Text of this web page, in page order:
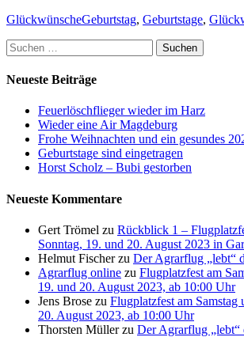
Kategorien
GlückwünscheSchlagworte
Geburtstag, Geburtstage,
Suchen
nach:
Neueste Beiträge
Feuerlöschflieger wieder im Harz
Wieder eine Air Magdeburg
Frohe Weihnachten und ein gesundes
Geburtstage sind eingetragen
Horst Scholz – Bubi gestorben
Neueste Kommentare
Gert Trömel zu Rückblick 1 –
Sonntag, 19. und 20. August 2023 in
Helmut Fischerzu Der Agrarflug „lebt“
Agrarflug online zu Flugplatzfest am
19. und 20. August 2023, ab 10:00 Uhr
Jens Brose zu Flugplatzfest am Samstag
20. August 2023, ab 10:00 Uhr
Thorsten Müllerzu Der Agrarflug „lebt“